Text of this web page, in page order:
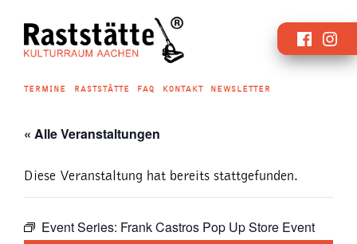
Inhalt
TERMINE RASTSTÄTTE FAQ KONTAKT NEWSLETTER
« Alle Veranstaltungen
Diese Veranstaltung hat bereits stattgefunden.
Event Series: Frank Castros Pop Up Store Event